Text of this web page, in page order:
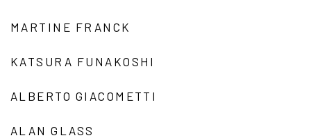
MARTINE FRANCK
KATSURA FUNAKOSHI
ALBERTO GIACOMETTI
ALAN GLASS